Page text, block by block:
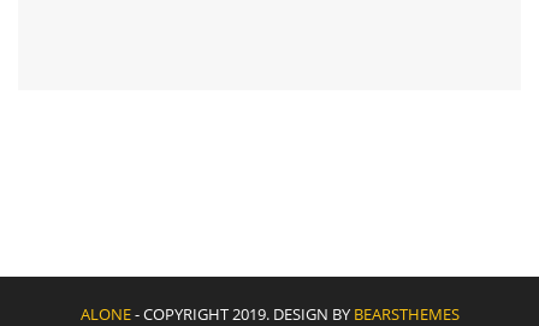
ALONE- COPYRIGHT 2019. DESIGN BY BEARSTHEMES